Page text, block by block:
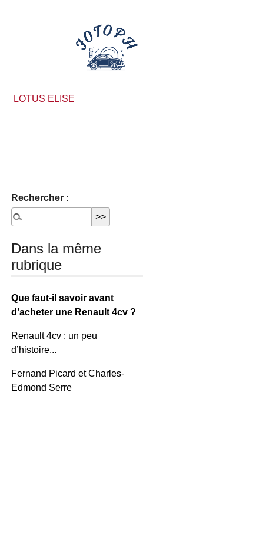
LOTUS ELISE
Rechercher :
Dans la même
rubrique
Que faut-il savoir avant
d’acheter une Renault 4cv ?
Renault 4cv : un peu
d’histoire...
Fernand Picard et Charles-
Edmond Serre